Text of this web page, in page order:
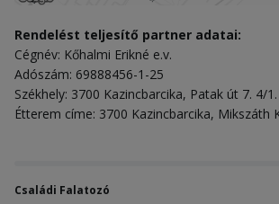
Rendelést teljesítő partner adatai:
Cégnév: Kőhalmi Erikné e.v.
Adószám: 69888456-1-25
Székhely: 3700 Kazincbarcika, Patak út 7. 4/1.
Étterem címe: 3700 Kazincbarcika, Mikszáth
Családi Falatozó